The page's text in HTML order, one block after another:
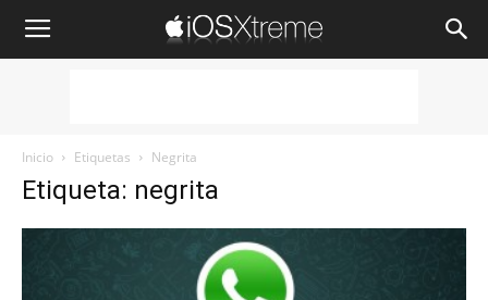
iOSXtreme
Inicio Etiquetas Negrita
Etiqueta: negrita